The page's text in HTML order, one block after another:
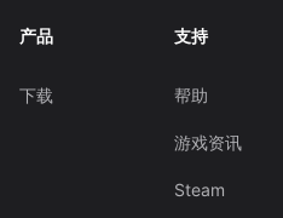
产品
下载
支持
帮助
游戏资讯
Steam